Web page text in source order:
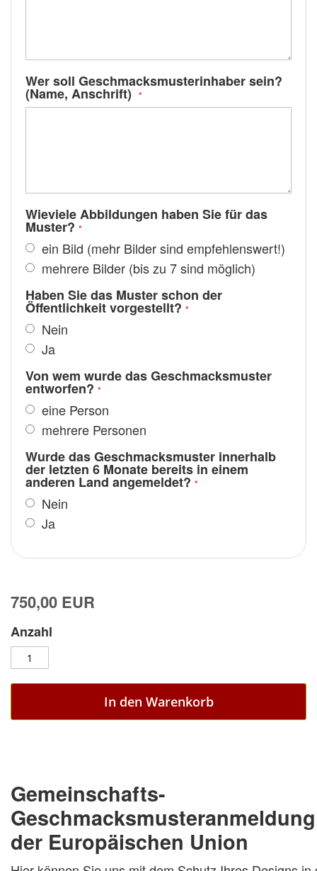
Wer soll Geschmacksmusterinhaber sein?
(Name, Anschrift)
Wieviele Abbildungen haben Sie für das
Muster?
ein Bild (mehr Bilder sind empfehlenswert!)
mehrere Bilder (bis zu 7 sind möglich)
Haben Sie das Muster schon der
Öffentlichkeit vorgestellt?
Nein
Ja
Von wem wurde das Geschmacksmuster
entworfen?
eine Person
mehrere Personen
Wurde das Geschmacksmuster innerhalb
der letzten 6 Monate bereits in einem
anderen Land angemeldet?
Nein
Ja
750,00 EUR
Anzahl
In den Warenkorb
Gemeinschafts-
der Europäischen Union